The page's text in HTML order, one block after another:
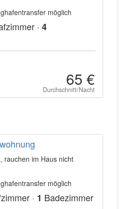
möglich
· 4
65 €
Durchschnitt/Nacht
rauchen im Haus nicht
möglich
· 1 Badezimmer